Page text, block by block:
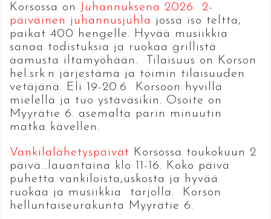
Korsossa on Juhannuksena 2026 2-
päiväinen juhannusjuhla jossa iso teltta,
paikat 400 hengelle. Hyvää musiikkia
sanaa todistuksia ja ruokaa grillistä
aamusta iltamyöhään. Tilaisuus on Korson
hel.srk.n järjestämä ja toimin tilaisuuden
vetäjänä. Eli 19-20.6 Korsoon hyvillä
mielellä ja tuo ystäväsikin. Osoite on
Myyrätie 6. asemalta parin minuutin
matka kävellen.
Vankilalähetyspäivät Korsossa toukokuun 2
päivä…lauantaina klo 11-16. Koko päivä
puhetta vankiloista,uskosta ja hyvää
ruokaa ja musiikkia tarjolla. Korson
helluntaiseurakunta Myyrätie 6.